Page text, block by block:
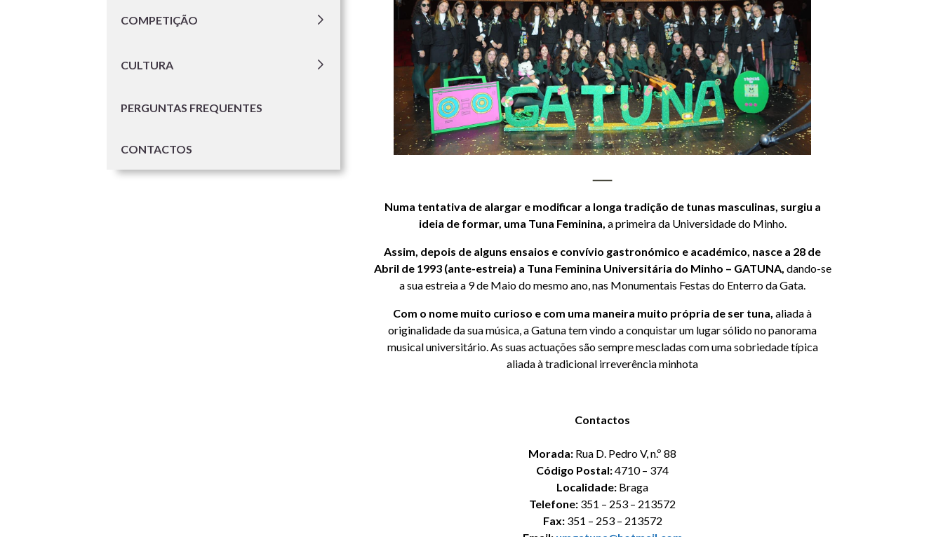
COMPETIÇÃO
CULTURA
PERGUNTAS FREQUENTES
CONTACTOS
Numa tentativa de alargar e modificar a longa tradição de tunas masculinas, surgiu a
ideia de formar, uma Tuna Feminina, a primeira da Universidade do Minho.
Assim, depois de alguns ensaios e convívio gastronómico e académico, nasce a 28 de
Abril de 1993 (ante-estreia) a Tuna Feminina Universitária do Minho – GATUNA, dando-se
a sua estreia a 9 de Maio do mesmo ano, nas Monumentais Festas do Enterro da Gata.
Com o nome muito curioso e com uma maneira muito própria de ser tuna, aliada à
originalidade da sua música, a Gatuna tem vindo a conquistar um lugar sólido no panorama
musical universitário. As suas actuações são sempre mescladas com uma sobriedade típica
aliada à tradicional irreverência minhota
Contactos
Morada: Rua D. Pedro V, n.º 88
Código Postal:4710 – 374
Localidade: Braga
Telefone: 351 – 253 – 213572
Fax:351 – 253 – 213572